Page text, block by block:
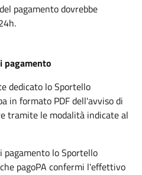
pagamento dovrebbe
pagamento
dedicato lo Sportello
in formato PDF dell'avviso di
tramite le modalità indicate al
pagamento lo Sportello
pagoPA confermi l'effettivo